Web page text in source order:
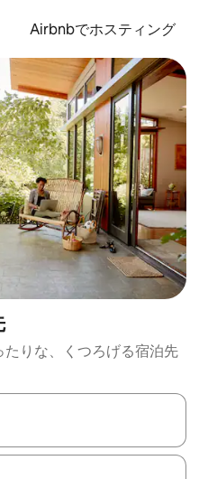
Airbnbでホスティング
りな、くつろげる宿泊先
の矢印キーを使って移動するか